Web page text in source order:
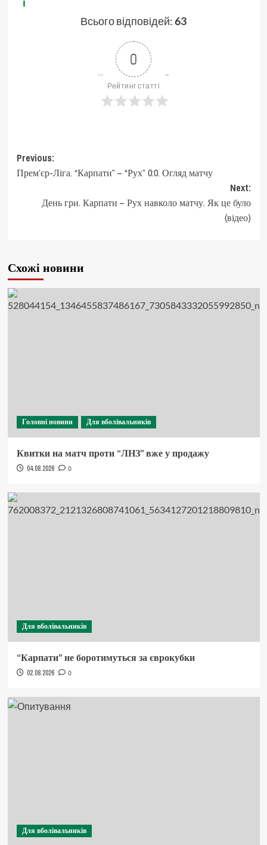
Всього відповідей:63
0
Рейтинг статті
Post
navigation
Previous:
Прем’єр-Ліга. “Карпати” – “Рух” 0:0. Огляд матчу
Next:
День гри. Карпати – Рух навколо матчу. Як це було
(відео)
Схожі новини
Головні новини Для вболівальників
Квитки на матч проти “ЛНЗ” вже у продажу
04.08.2026 0
Для вболівальників
“Карпати” не боротимуться за єврокубки
02.08.2026 0
Для вболівальників